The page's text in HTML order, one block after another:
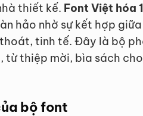
thiết kế. Font Việt hóa
hảo nhờ sự kết hợp
tinh tế. Đây là bộ
từ thiệp mời, bìa sách
bộ font